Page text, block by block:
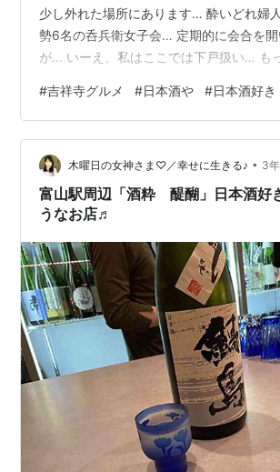
少し外れた場所にあります… 酔いどれ婦
勢6名の呑兵衛女子会… 定期的に会合を
が… いーえ、私はここでは下戸扱い… も
理が作られていますが… まずは乾杯です
下戸ですから〜 ビールを召し上がる皆さ
店の名物の味醂のソーダ割りをいただき
ぷり？ え？ 太る？ 知らんわい、そんなこ
米本味醂、飛鳥山 めっちゃ美味しかった
掛豆とキクラ…
#吉祥寺グルメ #日本酒や #日本酒好き
木曜日の女神さま♡／幸せに生きる♪ • 3
富山駅周辺「酒粋 醍醐」日本酒好
うなお店♬